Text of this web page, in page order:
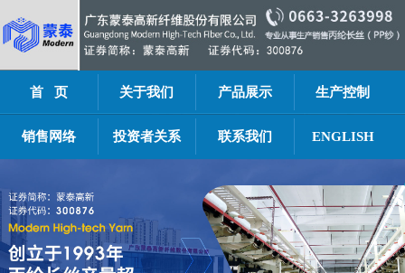
首 页 关于我们 产品展示 生产控制
销售网络 投资者关系 联系我们 ENGLISH